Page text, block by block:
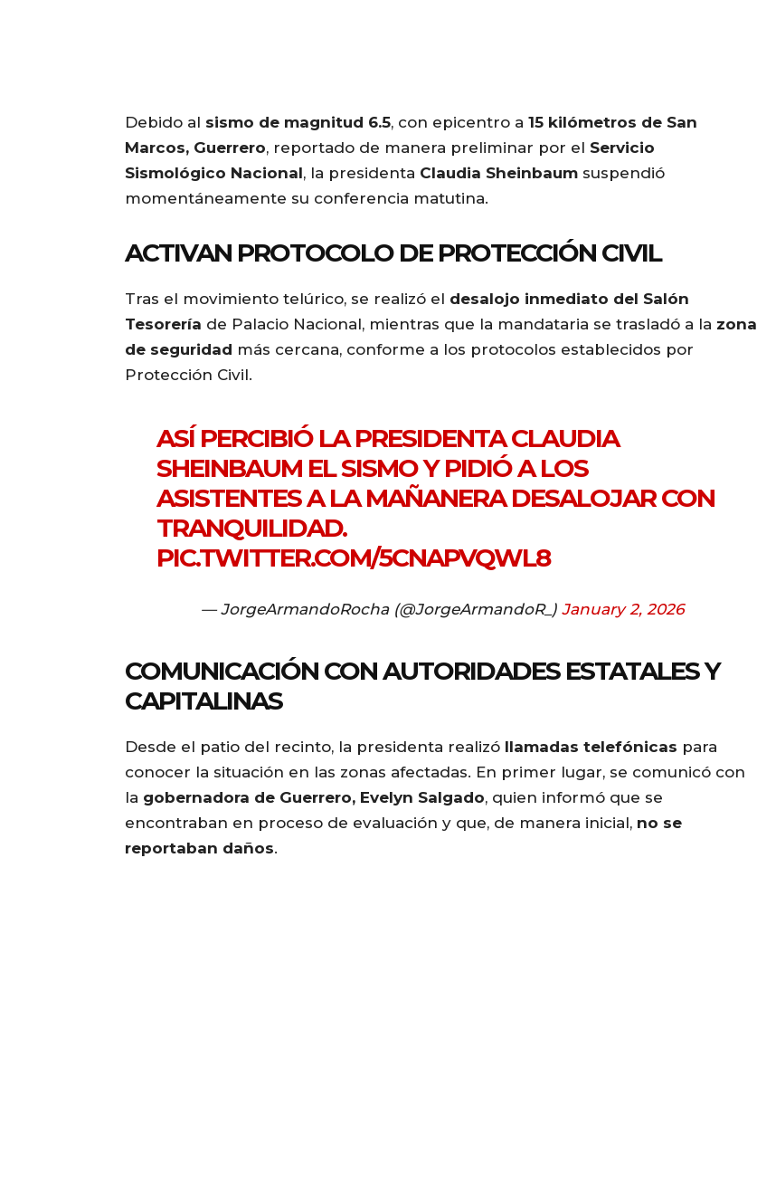
Debido al sismo de magnitud 6.5, con epicentro a 15 kilómetros de San
Marcos, Guerrero, reportado de manera preliminar por el Servicio
Sismológico Nacional, la presidenta Claudia Sheinbaum suspendió
momentáneamente su conferencia matutina.
ACTIVAN PROTOCOLO DE PROTECCIÓN CIVIL
Tras el movimiento telúrico, se realizó el desalojo inmediato del Salón
Tesorería de Palacio Nacional, mientras que la mandataria se trasladó a la zona
de seguridad más cercana, conforme a los protocolos establecidos por
Protección Civil.
ASÍ PERCIBIÓ LA PRESIDENTA CLAUDIA
SHEINBAUM EL SISMO Y PIDIÓ A LOS
ASISTENTES A LA MAÑANERA DESALOJAR CON
TRANQUILIDAD.
PIC.TWITTER.COM/5CNAPVQWL8
— JorgeArmandoRocha (@JorgeArmandoR_) January 2, 2026
COMUNICACIÓN CON AUTORIDADES ESTATALES Y
CAPITALINAS
Desde el patio del recinto, la presidenta realizó llamadas telefónicas para
conocer la situación en las zonas afectadas. En primer lugar, se comunicó con
la gobernadora de Guerrero, Evelyn Salgado, quien informó que se
encontraban en proceso de evaluación y que, de manera inicial, no se
reportaban daños.